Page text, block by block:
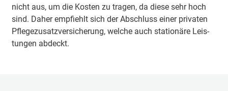
nicht aus, um die Kos­ten zu tra­gen, da die­se sehr hoch
sind. Da­her emp­fiehlt sich der Ab­schluss ei­ner pri­va­ten
Pfle­ge­zu­satz­ver­si­che­rung, wel­che auch sta­tio­nä­re Leis­
tun­gen ab­deckt.